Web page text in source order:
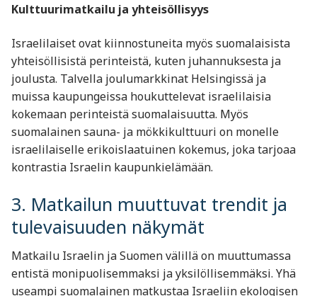
Kulttuurimatkailu ja yhteisöllisyys
Israelilaiset ovat kiinnostuneita myös suomalaisista
yhteisöllisistä perinteistä, kuten juhannuksesta ja
joulusta. Talvella joulumarkkinat Helsingissä ja
muissa kaupungeissa houkuttelevat israelilaisia
kokemaan perinteistä suomalaisuutta. Myös
suomalainen sauna- ja mökkikulttuuri on monelle
israelilaiselle erikoislaatuinen kokemus, joka tarjoaa
kontrastia Israelin kaupunkielämään.
3. Matkailun muuttuvat trendit ja
tulevaisuuden näkymät
Matkailu Israelin ja Suomen välillä on muuttumassa
entistä monipuolisemmaksi ja yksilöllisemmäksi. Yhä
useampi suomalainen matkustaa Israeliin ekologisen